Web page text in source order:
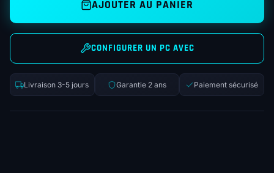
AJOUTER AU PANIER
CONFIGURER UN PC AVEC
Livraison 3-5 jours Garantie 2 ans Paiement sécurisé